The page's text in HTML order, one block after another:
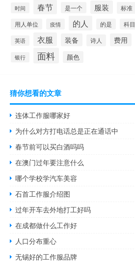
时间 春节 是一个 服装 标准
用人单位 疫情 的人 的是 科目
英语 衣服 装备 诗人 费用
银行 面料 颜色
猜你想看的文章
连体工作服哪家好
为什么对方打电话总是正在通话中
春节前可以买白酒吗吗
在澳门过年要注意什么
哪个学校学汽车美容
石首工作服介绍图
过年开车去外地打工好吗
在成都做什么工作好
人口分布重心
无锡好的工作服品牌